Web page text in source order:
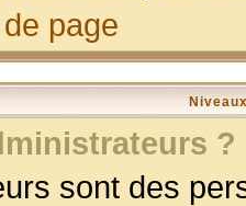
page
?
sont des